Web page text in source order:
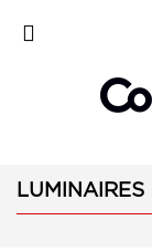
LUMINAIRES